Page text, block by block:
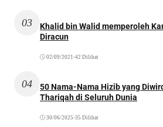
03
Khalid bin Walid memperoleh
Diracun
02/09/2021 •42 Dilihat
04
50 Nama-Nama Hizib yang
Thariqah di Seluruh Dunia
30/06/2025 •35 Dilihat